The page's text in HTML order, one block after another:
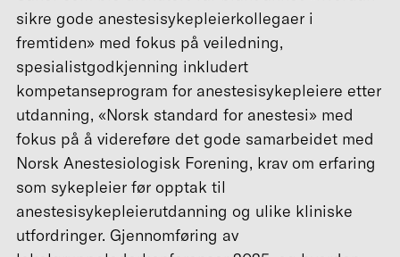
sikre gode anestesisykepleierkollegaer i
fremtiden» med fokus på veiledning,
spesialistgodkjenning inkludert
kompetanseprogram for anestesisykepleiere etter
utdanning, «Norsk standard for anestesi» med
fokus på å videreføre det gode samarbeidet med
Norsk Anestesiologisk Forening, krav om erfaring
som sykepleier før opptak til
anestesisykepleierutdanning og ulike kliniske
utfordringer. Gjennomføring av